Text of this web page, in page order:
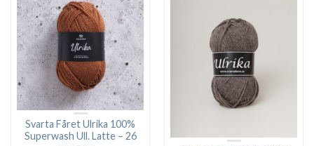
Svarta Fåret Ulrika 100%
Superwash Ull. Latte – 26